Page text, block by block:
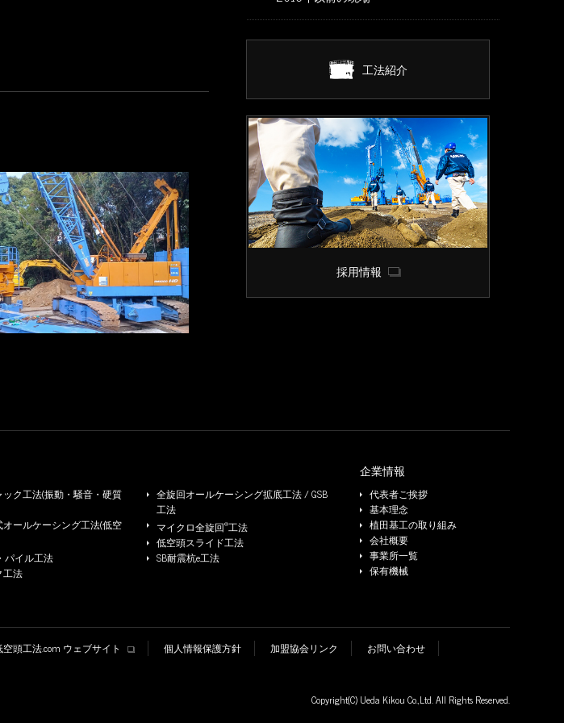
工法紹介
採用情報
ク工法(振動・騒音・硬質
全旋回オールケーシング拡底工法 / GSB
工法
ールケーシング工法(低空
マイクロ全旋回®工法
低空頭スライド工法
パイル工法
SB耐震杭e工法
工法
企業情報
代表者ご挨拶
基本理念
植田基工の取り組み
会社概要
事業所一覧
保有機械
空頭工法.com ウェブサイト 個人情報保護方針 加盟協会リンク お問い合わせ
Copyright(C) Ueda Kikou Co.,Ltd.All Rights Reserved.